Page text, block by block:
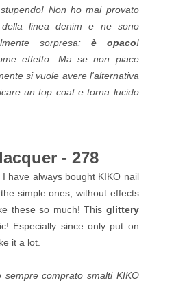
Non ho mai provato
della linea denim e ne sono
sorpresa: è opaco!
effetto. Ma se non piace
si vuole avere l'alternativa
un top coat e torna lucido
- 278
have always bought KIKO nail
simple ones, without effects
these so much! This glittery
Especially since only put on
it a lot.
comprato smalti KIKO